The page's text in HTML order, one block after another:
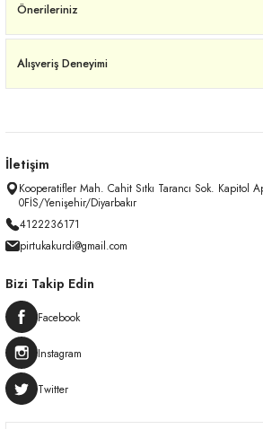
Önerileriniz
Alışveriş Deneyimi
İletişim
Kooperatifler Mah. Cahit Sıtkı Tarancı Sok. Kapitol
0FİS/Yenişehir/Diyarbakır
4122236171
pirtukakurdi@gmail.com
Bizi Takip Edin
Facebook
Instagram
Twitter